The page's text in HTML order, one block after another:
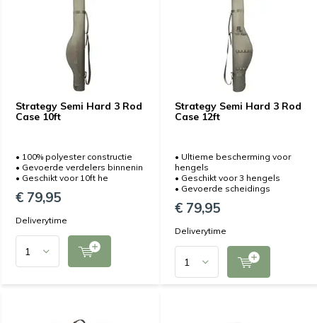
Strategy Semi Hard 3 Rod
Case 10ft
• 100% polyester constructie
• Gevoerde verdelers binnenin
• Geschikt voor 10ft he
€ 79,95
Deliverytime
Strategy Semi Hard 3 Rod
Case 12ft
• Ultieme bescherming voor
hengels
• Geschikt voor 3 hengels
• Gevoerde scheidings
€ 79,95
Deliverytime